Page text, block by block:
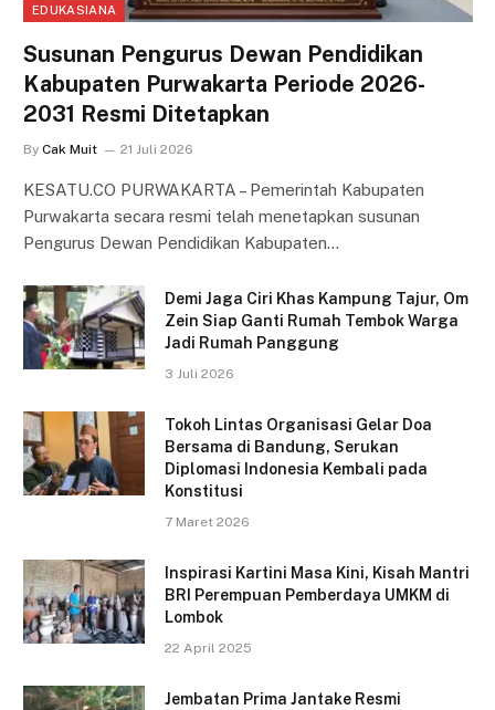
EDUKASIANA
Susunan Pengurus Dewan Pendidikan
Kabupaten Purwakarta Periode 2026-
2031 Resmi Ditetapkan
By Cak Muit 21 Juli 2026
KESATU.CO PURWAKARTA – Pemerintah Kabupaten
Purwakarta secara resmi telah menetapkan susunan
Pengurus Dewan Pendidikan Kabupaten…
Demi Jaga Ciri Khas Kampung Tajur, Om
Zein Siap Ganti Rumah Tembok Warga
Jadi Rumah Panggung
3 Juli 2026
Tokoh Lintas Organisasi Gelar Doa
Bersama di Bandung, Serukan
Diplomasi Indonesia Kembali pada
Konstitusi
7 Maret 2026
Inspirasi Kartini Masa Kini, Kisah Mantri
BRI Perempuan Pemberdaya UMKM di
Lombok
22 April 2025
Jembatan Prima Jantake Resmi